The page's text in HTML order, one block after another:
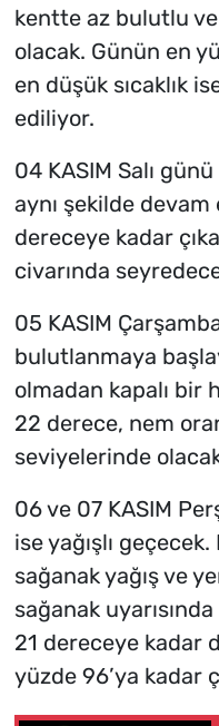
kentte az bulutlu
olacak. Günün en
en düşük sıcaklık
ediliyor.
04 KASIM Salı
aynı şekilde devam
dereceye kadar
civarında
05 KASIM
bulutlanmaya
olmadan kapalı bir
22 derece, nem
seviyelerinde
06 ve 07 KASIM
ise yağışlı
sağanak yağış ve
sağanak
21 dereceye kadar
yüzde 96’ya kadar